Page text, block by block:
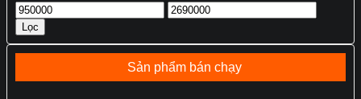
Giá
tối
thiểu
Giá
tối
Lọc
Sản phẩm bán chạy